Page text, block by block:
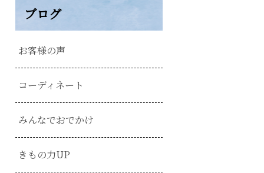
ブログ
お客様の声
コーディネート
みんなでおでかけ
きもの力UP